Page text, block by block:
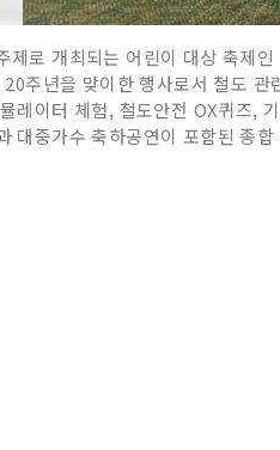
제로 개최되는 어린이 대상 축제
주년을 맞이한 행사로서 철도
레이터 체험, 철도안전 OX퀴즈,
대중가수 축하공연이 포함된 종합